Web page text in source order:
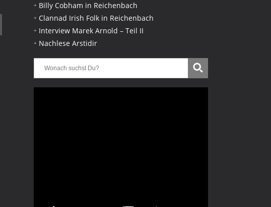
Billy Cobham in Reichenbach
Clannad Irish Folk in Reichenbach
Interview Marek Arnold – Teil II
Nachlese Arstidir